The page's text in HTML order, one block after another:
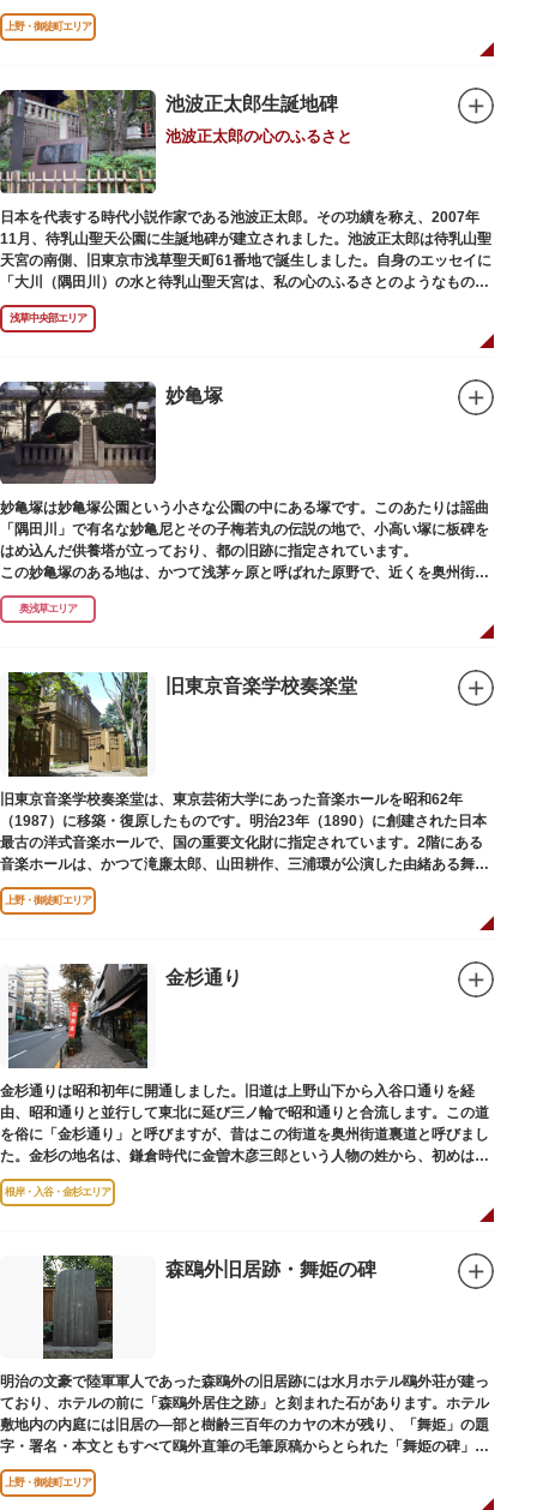
上野・御徒町エリア
池波正太郎生誕地碑
池波正太郎の心のふるさと
日本を代表する時代小説作家である池波正太郎。その功績を称え、2007年
11月、待乳山聖天公園に生誕地碑が建立されました。池波正太郎は待乳山聖
天宮の南側、旧東京市浅草聖天町61番地で誕生しました。自身のエッセイに
「大川（隅田川）の水と待乳山聖天宮は、私の心のふるさとのようなもの
だ」（『東京の情景「大川と待乳山聖天宮」』より）と記しており、小説の
舞台にも待乳山や近くの今戸、橋場などをたびたび登場させています。
浅草中央部エリア
妙亀塚
妙亀塚は妙亀塚公園という小さな公園の中にある塚です。このあたりは謡曲
「隅田川」で有名な妙亀尼とその子梅若丸の伝説の地で、小高い塚に板碑を
はめ込んだ供養塔が立っており、都の旧跡に指定されています。
この妙亀塚のある地は、かつて浅茅ヶ原と呼ばれた原野で、近くを奥州街道
が通じていました。妙亀塚は「梅若伝説」にちなんだ名称です。「梅若伝
説」とは平安時代、吉田少将惟房の子・梅若が、信夫藤太という人買いにさ
らわれ、都から奥州へつれて行かれる途中、重い病にかかりこの地に捨てら
田川岸で里人から梅若の死を知らされ、髪をおろして妙亀尼と称し庵を結ん
だ、という説話です。謡曲『隅田川』はこの伝説をもとにしています。
塚の上には板碑が祀られています。この板碑には「弘安十一年戊子五月二十
二日孝子敬白」と刻まれており、区内でも古いものです。しかし妙亀塚と板
碑との関係は、明らかではありません。
なお、隅田川の対岸、木母寺（墨田区堤通）境内には梅若にちなむ梅若塚
（都旧跡）があり、この妙亀塚と相対するものと考えられています。
奥浅草エリア
旧東京音楽学校奏楽堂
旧東京音楽学校奏楽堂は、東京芸術大学にあった音楽ホールを昭和62年
（1987）に移築・復原したものです。明治23年（1890）に創建された日本
最古の洋式音楽ホールで、国の重要文化財に指定されています。2階にある
音楽ホールは、かつて滝廉太郎、山田耕作、三浦環が公演した由緒ある舞台
です。
上野・御徒町エリア
金杉通り
金杉通りは昭和初年に開通しました。旧道は上野山下から入谷口通りを経
由、昭和通りと並行して東北に延び三ノ輪で昭和通りと合流します。この道
を俗に「金杉通り」と呼びますが、昔はこの街道を奥州街道裏道と呼びまし
た。金杉の地名は、鎌倉時代に金曽木彦三郎という人物の姓から、初めは金
曽木、それが金杉に変わったものとされています。
根岸・入谷・金杉エリア
森鴎外旧居跡・舞姫の碑
明治の文豪で陸軍軍人であった森鴎外の旧居跡には水月ホテル鴎外荘が建っ
ており、ホテルの前に「森鴎外居住之跡」と刻まれた石があります。ホテル
敷地内の内庭には旧居の―部と樹齢三百年のカヤの木が残り、「舞姫」の題
字・署名・本文ともすべて鴎外直筆の毛筆原稿からとられた「舞姫の碑」の
文学碑も建っています。
上野・御徒町エリア